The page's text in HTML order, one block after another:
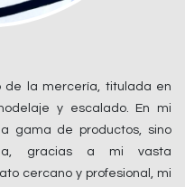
de la mercería, titulada en
y escalado. En mi
gama de productos, sino
gracias a mi vasta
cercano y profesional, mi